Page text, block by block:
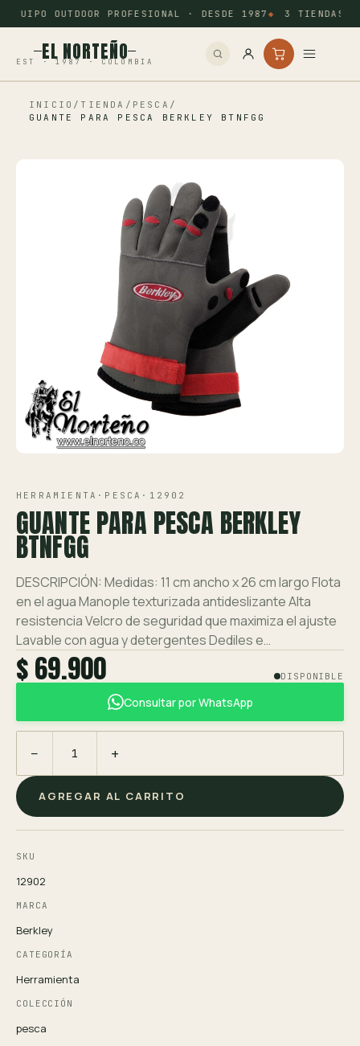
EQUIPO OUTDOOR PROFESIONAL · DESDE 1987 3 TIENDAS:
EL NORTEÑO
EST · 1987 · COLOMBIA
Inicio
Ver toda la tienda →
Contáctanos
INICIO / TIENDA / PESCA /
GUANTE PARA PESCA BERKLEY BTNFGG
VISTA 1/1
HERRAMIENTA · PESCA · 12902
GUANTE PARA PESCA BERKLEY
BTNFGG
DESCRIPCIÓN: Medidas: 11 cm ancho x 26 cm largo Flota
en el agua Manople texturizada antideslizante Alta
resistencia Velcro de seguridad que maximiza el ajuste
Lavable con agua y detergentes Dediles e…
$ 69.900 DISPONIBLE
Consultar por WhatsApp
− +
AGREGAR AL CARRITO
SKU
12902
MARCA
Berkley
CATEGORÍA
Herramienta
COLECCIÓN
pesca